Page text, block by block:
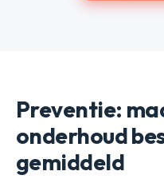
Preventie:
onderhoud
gemiddeld